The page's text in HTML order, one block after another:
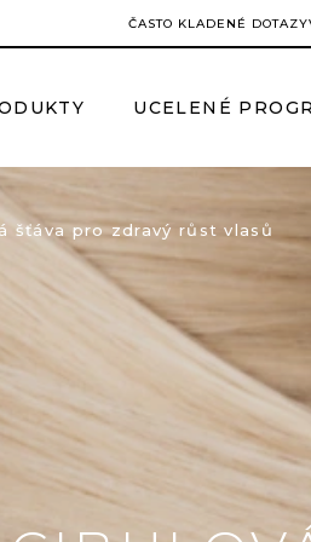
ČASTO KLADENÉ DOTAZY
UCELENÉ
šťáva pro zdravý růst vlasů